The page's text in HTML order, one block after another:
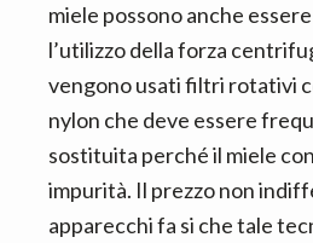
miele possono anche
l’utilizzo della forza
vengono usati filtri rotativi
nylon che deve essere
sostituita perché il miele
impurità. Il prezzo non
apparecchi fa si che tale